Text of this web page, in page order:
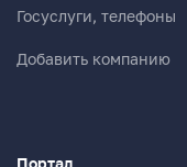
Госуслуги, телефоны
Добавить компанию
Портал